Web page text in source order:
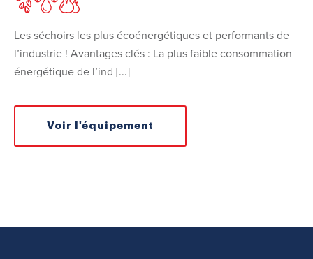
Les séchoirs les plus écoénergétiques et performants de
l’industrie ! Avantages clés : La plus faible consommation
énergétique de l’ind [...]
Voir l'équipement